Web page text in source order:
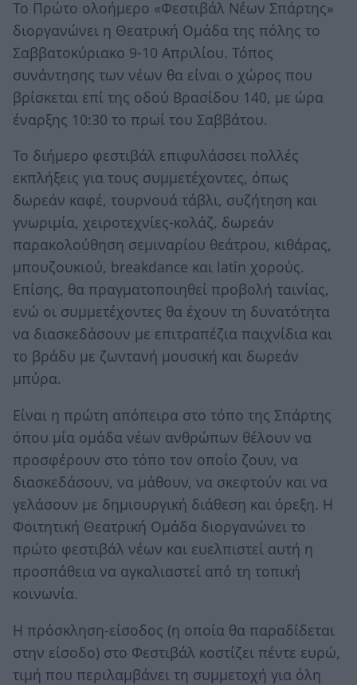
Το Πρώτο ολοήμερο «Φεστιβάλ Νέων Σπάρτης»
διοργανώνει η Θεατρική Ομάδα της πόλης το
Σαββατοκύριακο 9-10 Απριλίου. Τόπος
συνάντησης των νέων θα είναι ο χώρος που
βρίσκεται επί της οδού Βρασίδου 140, με ώρα
έναρξης 10:30 το πρωί του Σαββάτου.
Το διήμερο φεστιβάλ επιφυλάσσει πολλές
εκπλήξεις για τους συμμετέχοντες, όπως
δωρεάν καφέ, τουρνουά τάβλι, συζήτηση και
γνωριμία, χειροτεχνίες-κολάζ, δωρεάν
παρακολούθηση σεμιναρίου θεάτρου, κιθάρας,
μπουζουκιού, breakdance και latin χορούς.
Επίσης, θα πραγματοποιηθεί προβολή ταινίας,
ενώ οι συμμετέχοντες θα έχουν τη δυνατότητα
να διασκεδάσουν με επιτραπέζια παιχνίδια και
το βράδυ με ζωντανή μουσική και δωρεάν
μπύρα.
Είναι η πρώτη απόπειρα στο τόπο της Σπάρτης
όπου μία ομάδα νέων ανθρώπων θέλουν να
προσφέρουν στο τόπο τον οποίο ζουν, να
διασκεδάσουν, να μάθουν, να σκεφτούν και να
γελάσουν με δημιουργική διάθεση και όρεξη. Η
Φοιτητική Θεατρική Ομάδα διοργανώνει το
πρώτο φεστιβάλ νέων και ευελπιστεί αυτή η
προσπάθεια να αγκαλιαστεί από τη τοπική
κοινωνία.
Η πρόσκληση-είσοδος (η οποία θα παραδίδεται
στην είσοδο) στο Φεστιβάλ κοστίζει πέντε ευρώ,
τιμή που περιλαμβάνει τη συμμετοχή για όλη